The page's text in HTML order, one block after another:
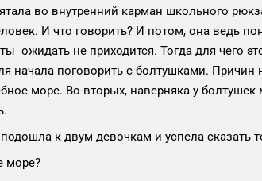
во внутренний карман школьного
И что говорить? И потом, она ведь
ожидать не приходится. Тогда для чего
начала поговорить с болтушками.
море. Во-вторых, наверняка у
к двум девочкам и успела сказать
море?